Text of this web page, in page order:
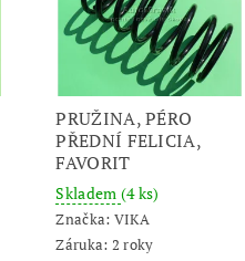
PRUŽINA, PÉRO
PŘEDNÍ FELICIA,
FAVORIT
Skladem (4 ks)
Značka: VIKA
Záruka: 2 roky